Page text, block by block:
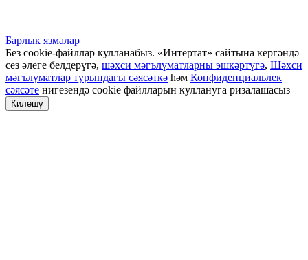
Барлык язмалар
Без cookie-файллар кулланабыз. «Интертат» сайтына кергәндә
сез әлеге белдерүгә, шәхси мәгълүматларны эшкәртүгә, Шәхси
мәгълүматлар турындагы сәясәткә һәм Конфиденциальлек
сәясәте нигезендә cookie файлларын куллануга ризалашасыз
Килешү